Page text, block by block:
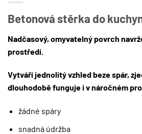
Betonová stěrka do
Nadčasový, omyvatelný povrch
prostředí.
Vytváří jednolitý vzhled beze spár,
dlouhodobě funguje i v náročném
žádné spáry
snadná údržba